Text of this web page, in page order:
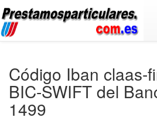
Código Iban claas-
BIC-SWIFT del
1499